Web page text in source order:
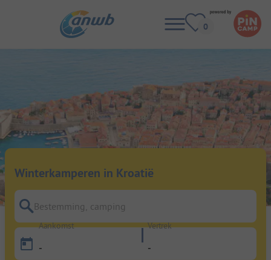
Winterkamperen in Kroatië
Bestemming, camping
Aankomst
-
Vertrek
-